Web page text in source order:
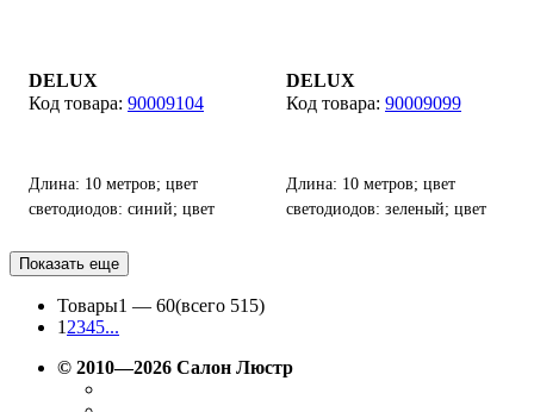
DELUX
90009104
Длина: 10 метров; цвет
светодиодов: синий; цвет
светодиодов: 200 шт.
DELUX
90009099
Длина: 10 метров; цвет
светодиодов: зеленый; цвет
Показать еще
Товары1 — 60(всего 515)
1 2345...
© 2010—2026 Салон Люстр